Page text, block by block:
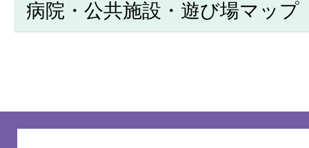
病院・公共施設・遊び場マップ